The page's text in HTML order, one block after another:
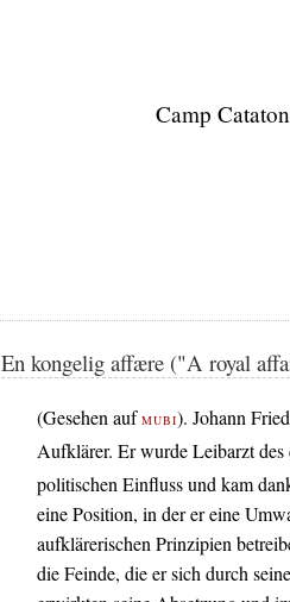
Camp
En kongelig affære ("A royal
(Gesehen auf MUBI). Johann
Aufklärer. Er wurde Leibarzt
politischen Einfluss und kam
eine Position, in der er eine
aufklärerischen Prinzipien
die Feinde, die er sich durch